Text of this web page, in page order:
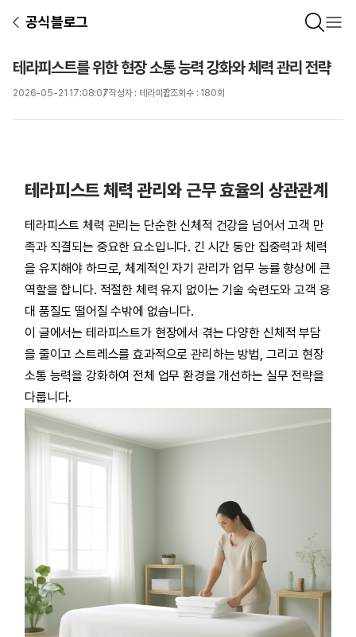
공식블로그
테라피스트를 위한 현장 소통 능력 강화와 체력 관리 전략
2026-05-21 17:08:07작성자 : 테라피잡조회수 : 180회
테라피스트 체력 관리와 근무 효율의 상관관계
테라피스트 체력 관리는 단순한 신체적 건강을 넘어서 고객 만
족과 직결되는 중요한 요소입니다. 긴 시간 동안 집중력과 체력
을 유지해야 하므로, 체계적인 자기 관리가 업무 능률 향상에 큰
역할을 합니다. 적절한 체력 유지 없이는 기술 숙련도와 고객 응
대 품질도 떨어질 수밖에 없습니다.
이 글에서는 테라피스트가 현장에서 겪는 다양한 신체적 부담
을 줄이고 스트레스를 효과적으로 관리하는 방법, 그리고 현장
소통 능력을 강화하여 전체 업무 환경을 개선하는 실무 전략을
다룹니다.